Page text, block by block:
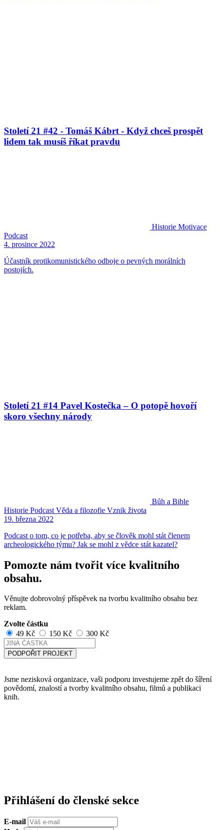
Století 21 #42 - Tomáš Kábrt - Když chceš prospět
lidem tak musíš říkat pravdu
Historie Motivace
Podcast
4. prosince 2022
Účastník protikomunistického odboje o pevných morálních
postojích.
Století 21 #14 Pavel Kostečka – O potopě hovoří
skoro všechny národy
Bůh a Bible
Historie Podcast Věda a filozofie Vznik života
19. března 2022
Podcast o tom, co je potřeba, aby se člověk mohl stát členem
archeologického týmu? Jak se mohl z vědce stát kazatel?
Pomozte nám tvořit více kvalitního
obsahu.
Věnujte dobrovolný příspěvek na tvorbu kvalitního obsahu bez
reklam.
Zvolte částku
49 Kč
150 Kč 300 Kč
PODPOŘIT PROJEKT
Jsme nezisková organizace, vaši podporu investujeme zpět do šíření
povědomí, znalostí a tvorby kvalitního obsahu, filmů a publikaci
knih.
Přihlášení do členské sekce
E-mail